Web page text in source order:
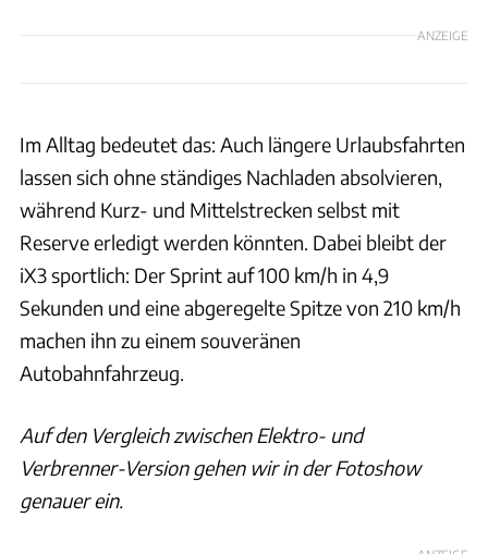
ANZEIGE
Im Alltag bedeutet das: Auch längere Urlaubsfahrten
lassen sich ohne ständiges Nachladen absolvieren,
während Kurz- und Mittelstrecken selbst mit
Reserve erledigt werden könnten. Dabei bleibt der
iX3 sportlich: Der Sprint auf 100 km/h in 4,9
Sekunden und eine abgeregelte Spitze von 210 km/h
machen ihn zu einem souveränen
Autobahnfahrzeug.
Auf den Vergleich zwischen Elektro- und
Verbrenner-Version gehen wir in der Fotoshow
genauer ein.